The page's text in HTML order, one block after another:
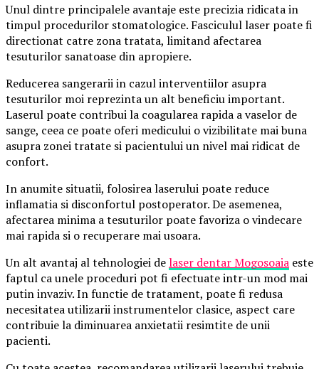
Unul dintre principalele avantaje este precizia ridicata in
timpul procedurilor stomatologice. Fasciculul laser poate fi
directionat catre zona tratata, limitand afectarea
tesuturilor sanatoase din apropiere.
Reducerea sangerarii in cazul interventiilor asupra
tesuturilor moi reprezinta un alt beneficiu important.
Laserul poate contribui la coagularea rapida a vaselor de
sange, ceea ce poate oferi medicului o vizibilitate mai buna
asupra zonei tratate si pacientului un nivel mai ridicat de
confort.
In anumite situatii, folosirea laserului poate reduce
inflamatia si disconfortul postoperator. De asemenea,
afectarea minima a tesuturilor poate favoriza o vindecare
mai rapida si o recuperare mai usoara.
Un alt avantaj al tehnologiei delaser dentar Mogosoaia este
faptul ca unele proceduri pot fi efectuate intr-un mod mai
putin invaziv. In functie de tratament, poate fi redusa
necesitatea utilizarii instrumentelor clasice, aspect care
contribuie la diminuarea anxietatii resimtite de unii
pacienti.